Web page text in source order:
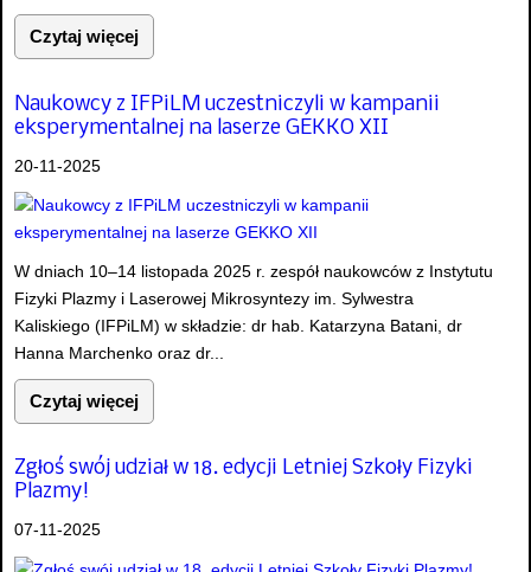
Czytaj więcej
Naukowcy z IFPiLM uczestniczyli w kampanii
eksperymentalnej na laserze GEKKO XII
20-11-2025
W dniach 10–14 listopada 2025 r. zespół naukowców z Instytutu
Fizyki Plazmy i Laserowej Mikrosyntezy im. Sylwestra
Kaliskiego (IFPiLM) w składzie: dr hab. Katarzyna Batani, dr
Hanna Marchenko oraz dr...
Czytaj więcej
Zgłoś swój udział w 18. edycji Letniej Szkoły Fizyki
Plazmy!
07-11-2025